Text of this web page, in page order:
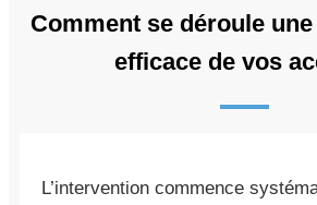
Comment se déroule
efficace de vos
L’intervention commence